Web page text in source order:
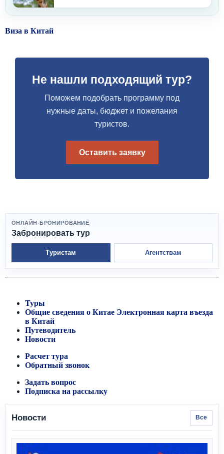
Виза в Китай
Не нашли подходящий тур?
Поможем подобрать программу под
нужные даты, бюджет и пожелания
туристов.
Оставить заявку
ОНЛАЙН-БРОНИРОВАНИЕ
Забронировать тур
Туристам Агентствам
Туры
Общие сведения о Китае Электронная карта въезда
в Китай
Путеводитель
Новости
Расчет тура
Обратный звонок
Задать вопрос
Подписка на рассылку
Новости Все